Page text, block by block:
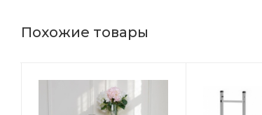
Похожие товары